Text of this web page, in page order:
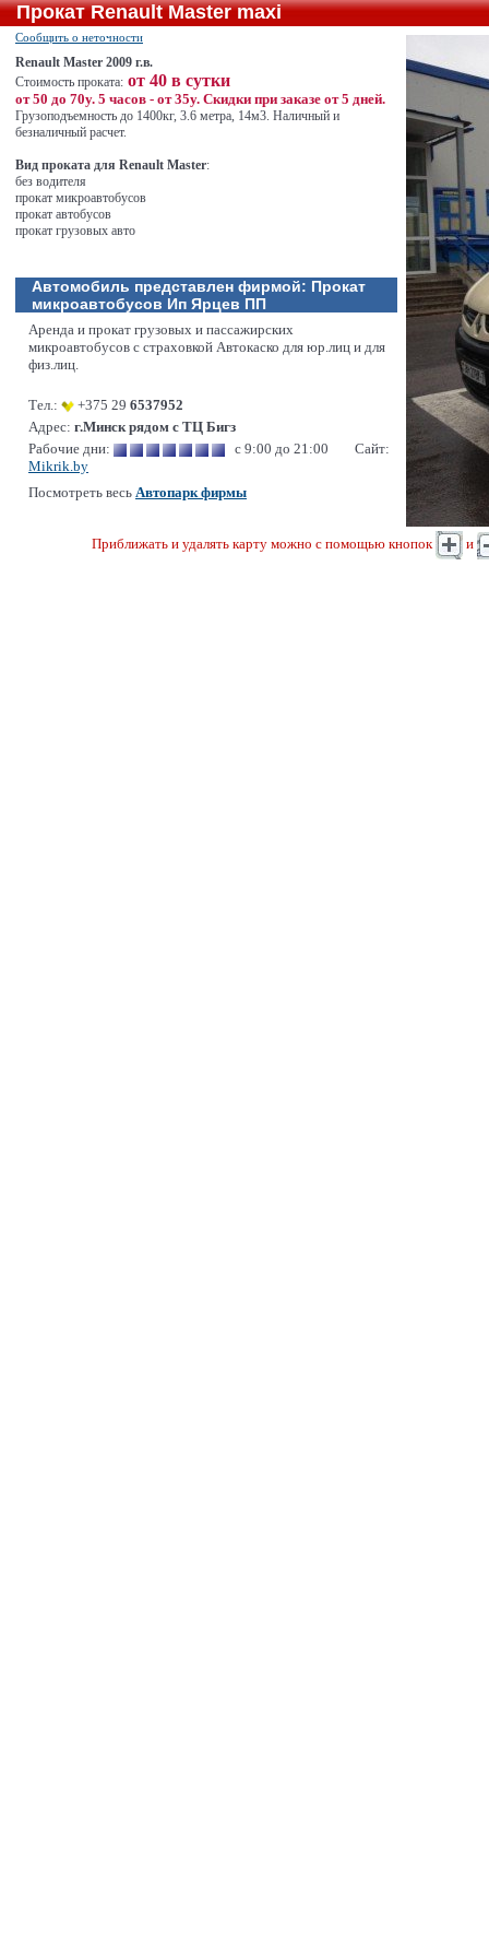
Прокат Renault Master maxi
Сообщить о неточности
Renault Master 2009 г.в.
Стоимость проката: от 40 в сутки
от 50 до 70у. 5 часов - от 35у. Скидки при заказе от 5 дней.
Грузоподъемность до 1400кг, 3.6 метра, 14м3. Наличный и
безналичный расчет.
Вид проката для Renault Master:
без водителя
прокат микроавтобусов
прокат автобусов
прокат грузовых авто
Автомобиль представлен фирмой: Прокат
микроавтобусов Ип Ярцев ПП
Аренда и прокат грузовых и пассажирских
микроавтобусов с страховкой Автокаско для юр.лиц и для
физ.лиц.
Тел.: +375 29 6537952
Адрес: г.Минск рядом с ТЦ Бигз
Рабочие дни:
с 9:00 до 21:00
Сайт:
Mikrik.by
Посмотреть весь Автопарк фирмы
Приближать и удалять карту можно с помощью кнопок и